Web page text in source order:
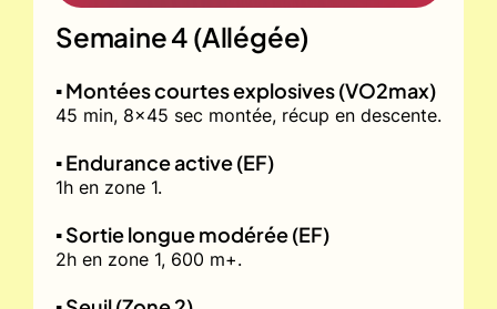
Semaine 4 (Allégée)
▪️ Montées courtes explosives (VO2max)
45 min, 8x45 sec montée, récup en descente.
▪️ Endurance active (EF)
1h en zone 1.
▪️ Sortie longue modérée (EF)
2h en zone 1, 600 m+.